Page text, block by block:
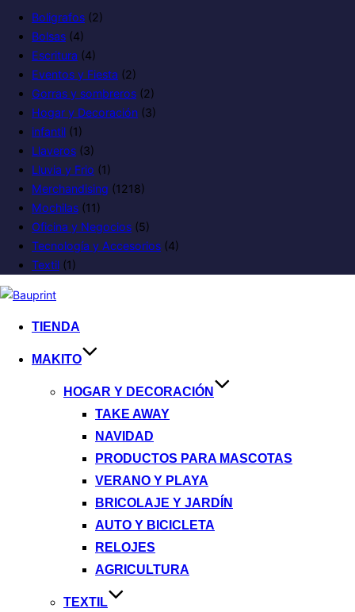
Boligrafos (2)
Bolsas (4)
Escritura (4)
Eventos y Fiesta (2)
Gorras y sombreros (2)
Hogar y Decoración (3)
infantil (1)
Llaveros (3)
Lluvia y Frio (1)
Merchandising (1218)
Mochilas (11)
Oficina y Negocios (5)
Tecnología y Accesorios (4)
Textil (1)
TIENDA
MAKITO
HOGAR Y DECORACIÓN
TAKE AWAY
NAVIDAD
PRODUCTOS PARA MASCOTAS
VERANO Y PLAYA
BRICOLAJE Y JARDÍN
AUTO Y BICICLETA
RELOJES
AGRICULTURA
TEXTIL